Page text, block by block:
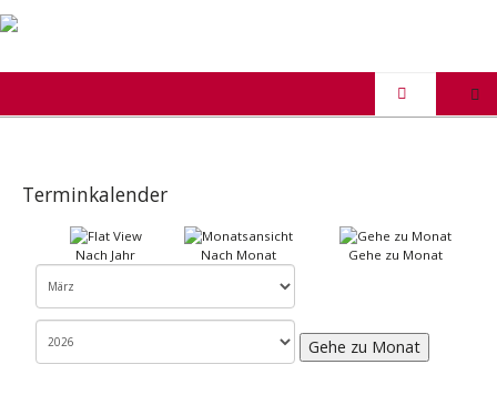
Terminkalender
Nach Jahr Nach Monat Gehe zu Monat
Gehe zu Monat